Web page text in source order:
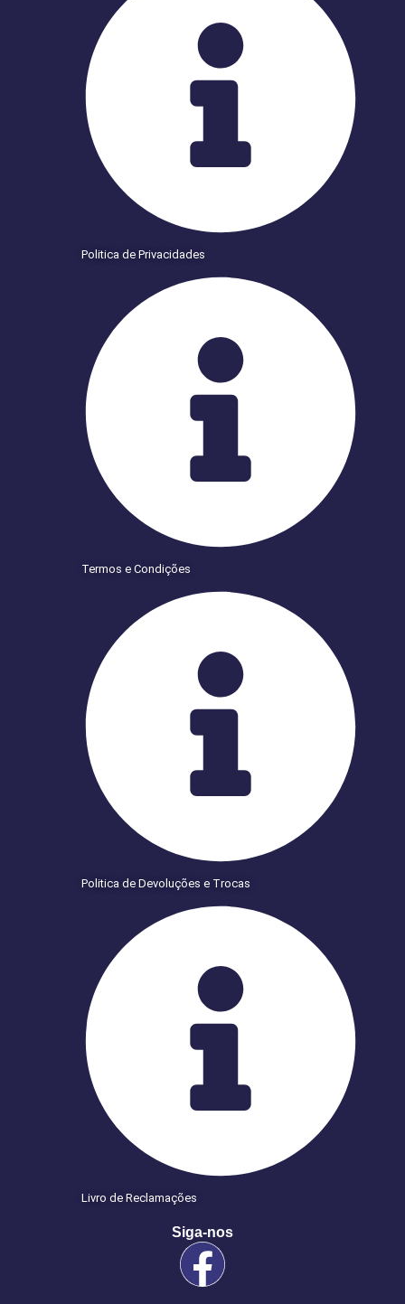
Politica de Privacidades
Termos e Condições
Politica de Devoluções e Trocas
Livro de Reclamações
Siga-nos